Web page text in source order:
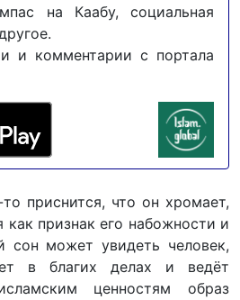
на Каабу, социальная
и комментарии с портала
приснится, что он хромает,
как признак его набожности и
сон может увидеть человек,
в благих делах и ведёт
ценностям образ